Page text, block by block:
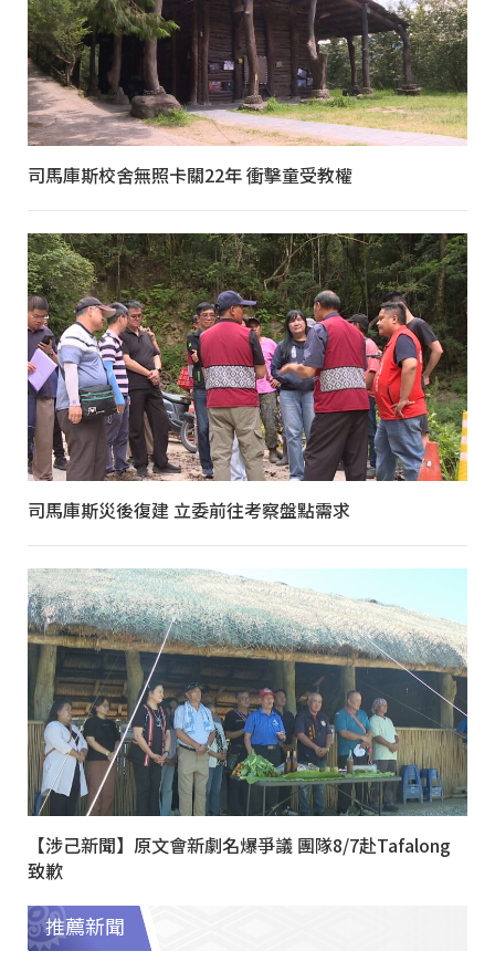
司馬庫斯校舍無照卡關22年 衝擊童受教權
司馬庫斯災後復建 立委前往考察盤點需求
【涉己新聞】原文會新劇名爆爭議 團隊8/7赴Tafalong
致歉
推薦新聞